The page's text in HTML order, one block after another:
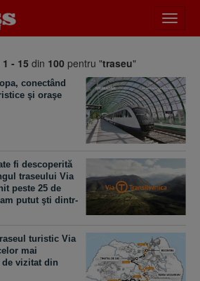
meniu
1 - 15 din 100 pentru "traseu"
conectând
şi oraşe
fi descoperită
traseului Via
peste 25 de
putut şti dintr-
turistic Via
mai
vizitat din